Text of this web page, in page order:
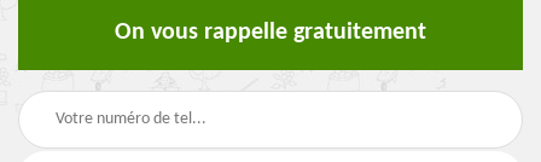
On vous rappelle gratuitement